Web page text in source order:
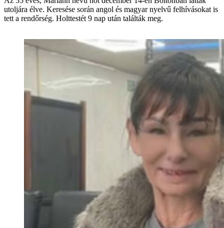
utoljára élve. Keresése során angol és magyar nyelvű felhívásokat is
tett a rendőrség. Holttestét 9 nap után találták meg.